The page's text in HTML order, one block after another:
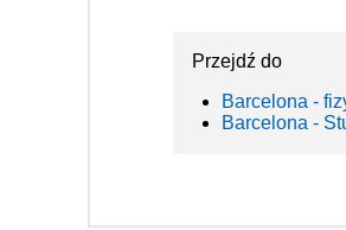
Przejdź do
Barcelona -
Barcelona -